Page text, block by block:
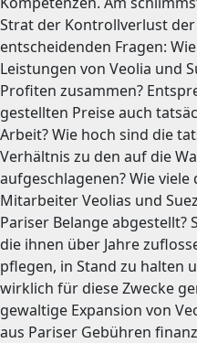
Strat der Kontrollverlust
entscheidenden Fragen:
Leistungen von Veolia und
Profiten zusammen?
gestellten Preise auch
Arbeit? Wie hoch sind die
Verhältnis zu den auf die
aufgeschlagenen? Wie
Mitarbeiter Veolias und
Pariser Belange
die ihnen über Jahre
pflegen, in Stand zu halten
wirklich für diese Zwecke
gewaltige Expansion von
aus Pariser Gebühren